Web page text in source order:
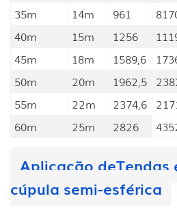
35m
14m 961
40m
15m 1256
45m
18m 1589,6
50m
20m 1962,5
55m
22m 2374,6
60m
25m 2826
Aplicação deTendas
cúpula semi-esférica